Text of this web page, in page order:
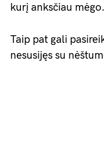
kurį anksčiau mėgo.
Taip pat gali
nesusijęs su